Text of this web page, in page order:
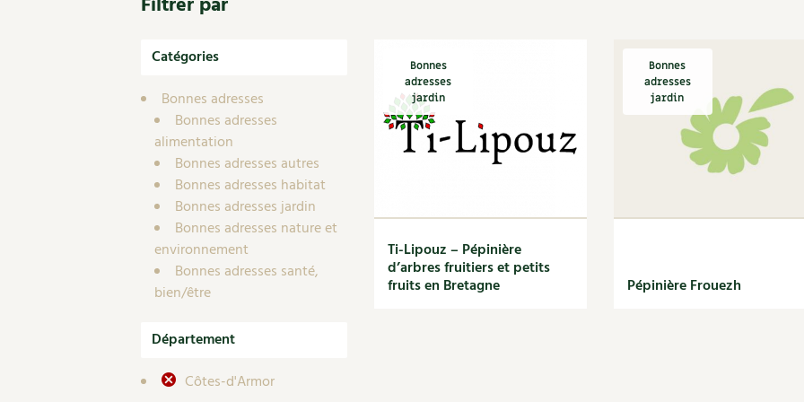
Biodiversité
Jardiner en ville
Bricolages au jardin
Outils et ustensiles du jardin
Biodiversité
Ravageurs et maladies au jardin
Petit élevage
Énergie
Gestion de l’eau
Entretien de la maison
Décoration et petit bricolage
Actions pour la planète
Nouvelles sur le jardin et l’écologie
Prenez-en de la graine !
Les chroniques de Marie
Catégories
Bonnes adresses
Bonnes adresses
alimentation
Bonnes adresses autres
Bonnes adresses habitat
Bonnes adresses jardin
Bonnes adresses nature et
environnement
Bonnes adresses santé,
bien/être
Département
Côtes-d'Armor
Bonnes
adresses
jardin
Ti-Lipouz – Pépinière
d’arbres fruitiers et petits
fruits en Bretagne
Bonnes
adresses
jardin
Pépinière Frouezh